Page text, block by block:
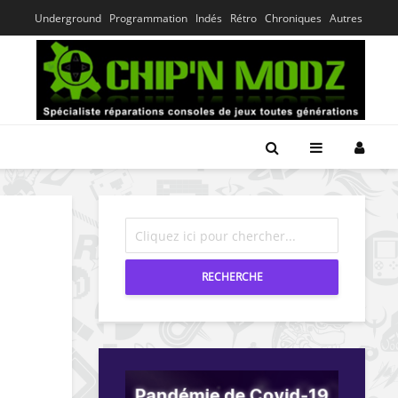
Underground Programmation Indés Rétro Chroniques Autres
RECHERCHE